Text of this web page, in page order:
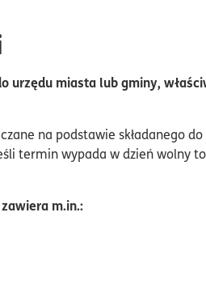
urzędu miasta lub gminy,
na podstawie składanego
termin wypada w dzień wolny
m.in.: